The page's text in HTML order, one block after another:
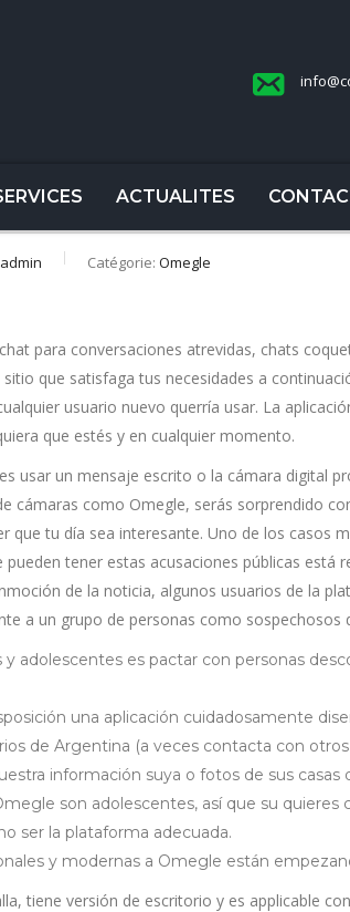
ACTUALITES
admin Catégorie: Omegle
para conversaciones atrevidas, chats
que satisfaga tus necesidades a
usuario nuevo querría usar. La
que estés y en cualquier momento.
usar un mensaje escrito o la cámara digital
cámaras como Omegle, serás sorprendido
que tu día sea interesante. Uno de los casos
tener estas acusaciones públicas está
de la noticia, algunos usuarios de la
a un grupo de personas como sospechosos
adolescentes es pactar con personas
una aplicación cuidadosamente
de Argentina (a veces contacta con
información suya o fotos de sus casas
son adolescentes, así que su quieres
ser la plataforma adecuada.
y modernas a Omegle están
tiene versión de escritorio y es applicable